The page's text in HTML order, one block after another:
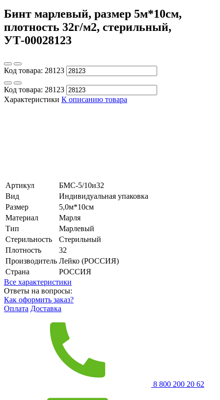
Бинт марлевый, размер 5м*10см,
плотность 32г/м2, стерильный,
УТ-00028123
Код товара: 28123
Код товара: 28123
Характеристики К описанию товара
Артикул
БМС-5/10и32
Вид
Индивидуальная упаковка
Размер
5,0м*10см
Материал
Марля
Тип
Марлевый
Стерильность
Стерильный
Плотность
32
Производитель Лейко (РОССИЯ)
Страна
РОССИЯ
Все характеристики
Ответы на вопросы:
Как оформить заказ?
Оплата Доставка
8 800 200 20 62